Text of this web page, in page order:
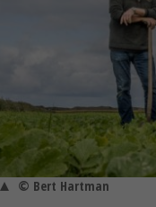
© Bert Hartman